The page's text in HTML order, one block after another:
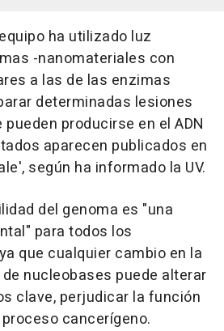
ha utilizado luz
-nanomateriales con
a las de las enzimas
determinadas lesiones
producirse en el ADN
aparecen publicados en
según ha informado la UV.
del genoma es "una
para todos los
que cualquier cambio en la
nucleobases puede alterar
clave, perjudicar la función
cancerígeno.